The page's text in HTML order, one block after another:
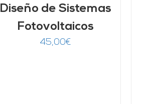
Diseño de Sistemas
Fotovoltaicos
45,00€